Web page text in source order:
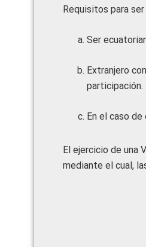
Requisitos para
Ser
Extranjero
participación.
En el caso
El ejercicio de una
mediante el cual,